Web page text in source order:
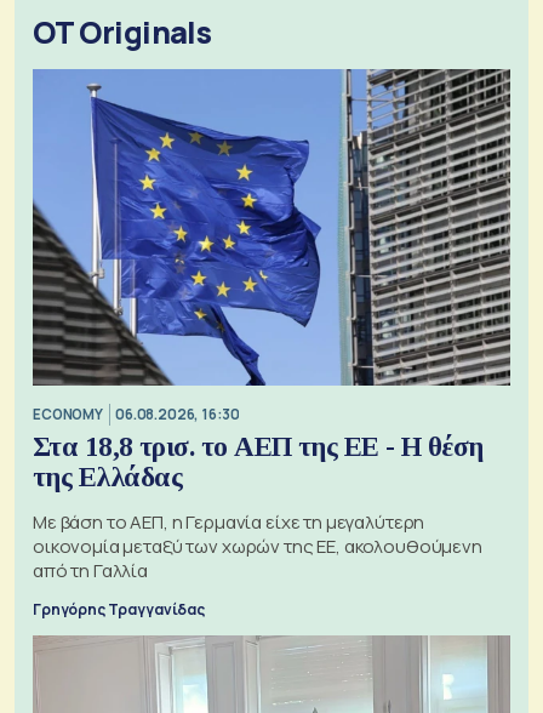
OT Originals
ECONOMY 06.08.2026, 16:30
Στα 18,8 τρισ. το ΑΕΠ της ΕΕ - Η θέση
της Ελλάδας
Με βάση το ΑΕΠ, η Γερμανία είχε τη μεγαλύτερη
οικονομία μεταξύ των χωρών της ΕΕ, ακολουθούμενη
από τη Γαλλία
Γρηγόρης Τραγγανίδας